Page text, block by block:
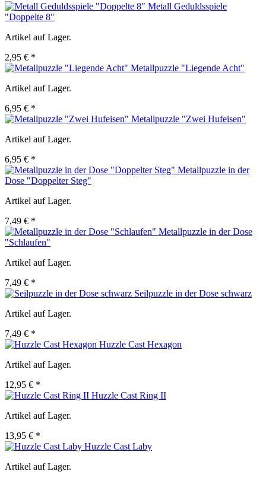
Metall Geduldsspiele
"Doppelte 8"
Artikel auf Lager.
2,95 € *
Metallpuzzle "Liegende Acht"
Artikel auf Lager.
6,95 € *
Metallpuzzle "Zwei Hufeisen"
Artikel auf Lager.
6,95 € *
Metallpuzzle in der
Dose "Doppelter Steg"
Artikel auf Lager.
7,49 € *
Metallpuzzle in der Dose
"Schlaufen"
Artikel auf Lager.
7,49 € *
Seilpuzzle in der Dose schwarz
Artikel auf Lager.
7,49 € *
Huzzle Cast Hexagon
Artikel auf Lager.
12,95 € *
Huzzle Cast Ring II
Artikel auf Lager.
13,95 € *
Huzzle Cast Laby
Artikel auf Lager.